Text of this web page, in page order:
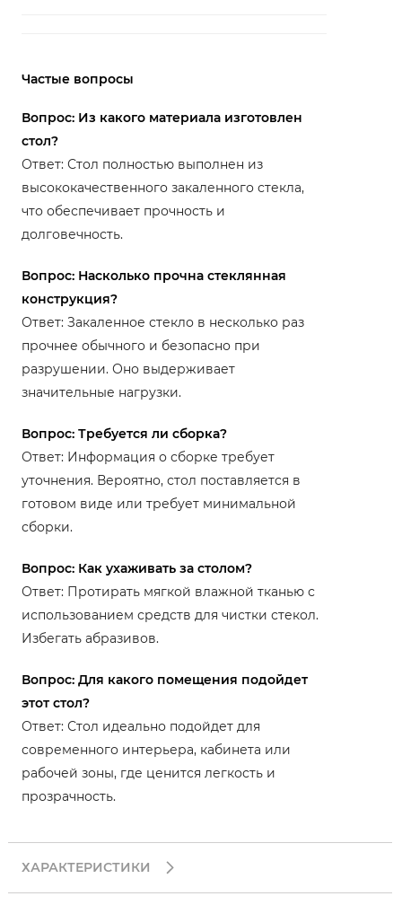
Частые вопросы
Вопрос: Из какого материала изготовлен
стол?
Ответ: Стол полностью выполнен из
высококачественного закаленного стекла,
что обеспечивает прочность и
долговечность.
Вопрос: Насколько прочна стеклянная
конструкция?
Ответ: Закаленное стекло в несколько раз
прочнее обычного и безопасно при
разрушении. Оно выдерживает
значительные нагрузки.
Вопрос: Требуется ли сборка?
Ответ: Информация о сборке требует
уточнения. Вероятно, стол поставляется в
готовом виде или требует минимальной
сборки.
Вопрос: Как ухаживать за столом?
Ответ: Протирать мягкой влажной тканью с
использованием средств для чистки стекол.
Избегать абразивов.
Вопрос: Для какого помещения подойдет
этот стол?
Ответ: Стол идеально подойдет для
современного интерьера, кабинета или
рабочей зоны, где ценится легкость и
прозрачность.
ХАРАКТЕРИСТИКИ